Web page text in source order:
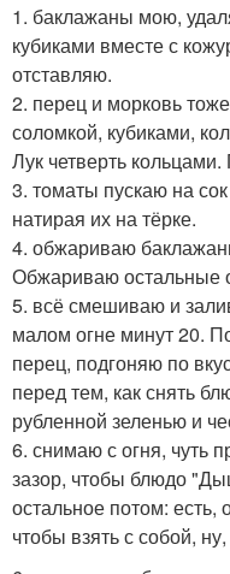
1. баклажаны мою,
кубиками вместе с
отставляю.
2. перец и морковь
соломкой, кубиками,
Лук четверть
3. томаты пускаю на
натирая их на тёрке.
4. обжариваю
Обжариваю остальные
5. всё смешиваю и
малом огне минут 20.
перец, подгоняю по
перед тем, как снять
рубленной зеленью и
6. снимаю с огня, чуть
зазор, чтобы блюдо
остальное потом: есть,
чтобы взять с собой,